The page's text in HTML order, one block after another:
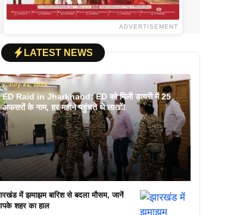
ADVERTISEMENT
LATEST NEWS
July 31, 2026
ED Raid in Jharkhand: ED को मिली डायरी में 25
अफसरों के नाम, हर महीने पहुंचते थे लाखों!
में झमाझम बारिश से बदला मौसम, जानें
शहर का हाल